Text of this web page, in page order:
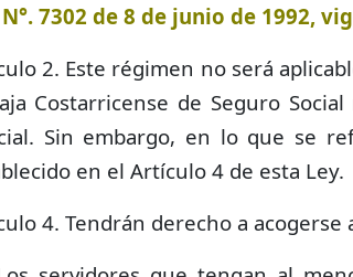
7302 de 8 de junio de 1992,
2. Este régimen no será
Costarricense de Seguro
Sin embargo, en lo que se
en el Artículo 4 de esta Ley.
4. Tendrán derecho a acogerse